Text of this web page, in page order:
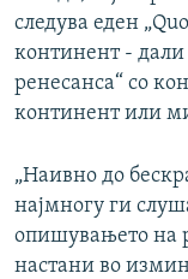
следува еден
континент - дали
ренесанса“ со
континент или
„Наивно до
најмногу ги
опишувањето на
настани во